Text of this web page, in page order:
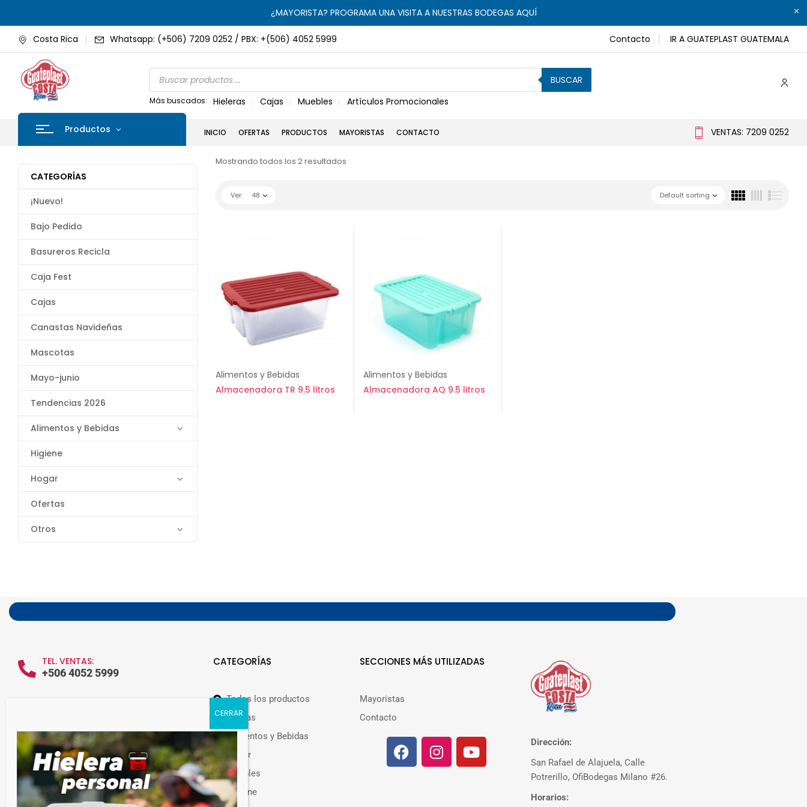
¿MAYORISTA? PROGRAMA UNA VISITA A NUESTRAS BODEGAS AQUÍ
Costa Rica Whatsapp: (+506) 7209 0252 / PBX: +(506) 4052 5999 Contacto IR A GUATEPLAST GUATEMALA
BUSCAR
Más buscados: Hieleras Cajas Muebles Artículos Promocionales
Productos INICIO OFERTAS PRODUCTOS MAYORISTAS CONTACTO VENTAS: 7209 0252
CATEGORÍAS
¡Nuevo!
Bajo Pedido
Basureros Recicla
Caja Fest
Cajas
Canastas Navideñas
Mascotas
Mayo-junio
Tendencias 2026
Alimentos y Bebidas
Higiene
Hogar
Ofertas
Otros
Mostrando todos los 2 resultados
Default sorting
Ver 48
Alimentos y Bebidas
Almacenadora TR 9.5 litros
Alimentos y Bebidas
Almacenadora AQ 9.5 litros
TEL. VENTAS:
+506 4052 5999
Guateplast Costa Rica.
Fabricante y distribuidor de productos
CATEGORÍAS
Todos los productos
Ofertas
Alimentos y Bebidas
Hogar
Muebles
Higiene
SECCIONES MÁS UTILIZADAS
Mayoristas
Contacto
Dirección:
San Rafael de Alajuela, Calle
Potrerillo, OfiBodegas Milano #26.
Horarios: